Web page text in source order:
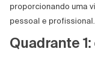
proporcionando uma
pessoal e profissional.
Quadrante